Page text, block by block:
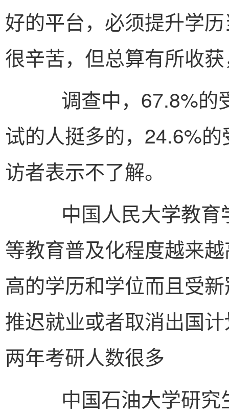
好的平台，必须提升学
很辛苦，但总算有所收
调查中，67.8%的
试的人挺多的，24.6%
访者表示不了解。
中国人民大学教育
等教育普及化程度越来
高的学历和学位而且受
推迟就业或者取消出国
两年考研人数很多
中国石油大学研究